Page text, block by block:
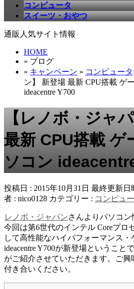
コンピュータ
スイーツ・おやつ
通販人気サイト情報
HOME
» ブログ
» キャンペーン » コンピュータ
ン】 新登場 最新 CPU搭載 ゲ
ideacentre Y700
【レノボ・ジャ
最新 CPU搭載 ゲ
ソコン
投稿日 : 2015年10月31日 最終更新日
者 : nico0128 カテゴリー : コンピュ
レノボ・ジャパンさんよりパソコン
今回は第6世代のインテル Coreプロ
して高性能なハイパフォーマンス
ideacentre Y700が新登場ということ
がご紹介させていただきます。ご
付き合いください。